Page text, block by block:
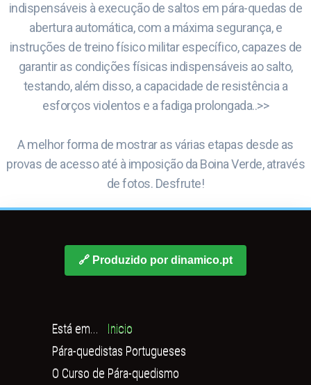
indispensáveis à execução de saltos em pára-quedas de
abertura automática, com a máxima segurança, e
instruções de treino físico militar específico, capazes de
garantir as condições físicas indispensáveis ao salto,
testando, além disso, a capacidade de resistência a
esforços violentos e a fadiga prolongada..>>
A melhor forma de mostrar as várias etapas desde as
provas de acesso até à imposição da Boina Verde, através
de fotos. Desfrute!
🔗 Produzido por dinamico.pt
Está em...
Inicio
Pára-quedistas Portugueses
O Curso de Pára-quedismo